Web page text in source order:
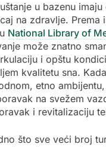
u bazenu
na zdravlje. Prema
National Library of
može znatno
i opštu
kvalitetu sna.
etno
na svežem
i revitalizaciju
što sve veći broj